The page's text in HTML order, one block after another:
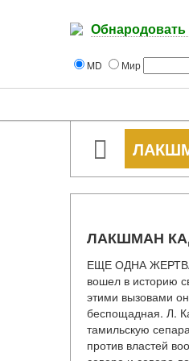
MD Мир
ЛАКШМАН
ЕЩЕ ОДНА
вошел в историю
этими вызовами
беспощадная. Л.
тамильскую
против властей